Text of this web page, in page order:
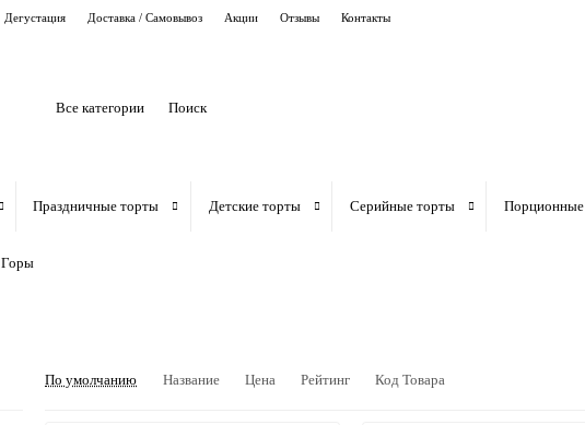
Дегустация Доставка / Самовывоз Акции Отзывы Контакты
Все категории
Праздничные торты Детские торты Серийные торты Порционные
Горы
По умолчанию Название Цена Рейтинг Код Товара